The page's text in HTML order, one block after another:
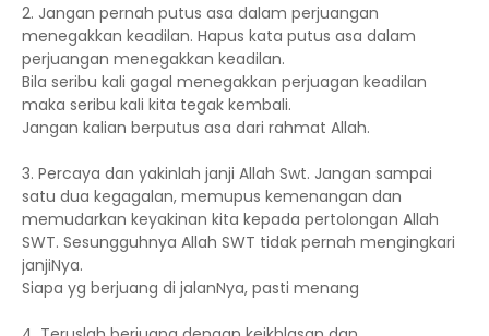
2. Jangan pernah putus asa dalam perjuangan
menegakkan keadilan. Hapus kata putus asa dalam
perjuangan menegakkan keadilan.
Bila seribu kali gagal menegakkan perjuagan keadilan
maka seribu kali kita tegak kembali.
Jangan kalian berputus asa dari rahmat Allah.
3. Percaya dan yakinlah janji Allah Swt. Jangan sampai
satu dua kegagalan, memupus kemenangan dan
memudarkan keyakinan kita kepada pertolongan Allah
SWT. Sesungguhnya Allah SWT tidak pernah mengingkari
janjiNya.
Siapa yg berjuang di jalanNya, pasti menang